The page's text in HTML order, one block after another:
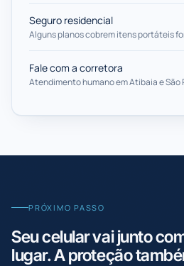
Seguro residencial
Alguns planos cobrem itens portáteis
Fale com a corretora
Atendimento humano em Atibaia e São
PRÓXIMO PASSO
Seu celular vai junto
lugar. A proteção